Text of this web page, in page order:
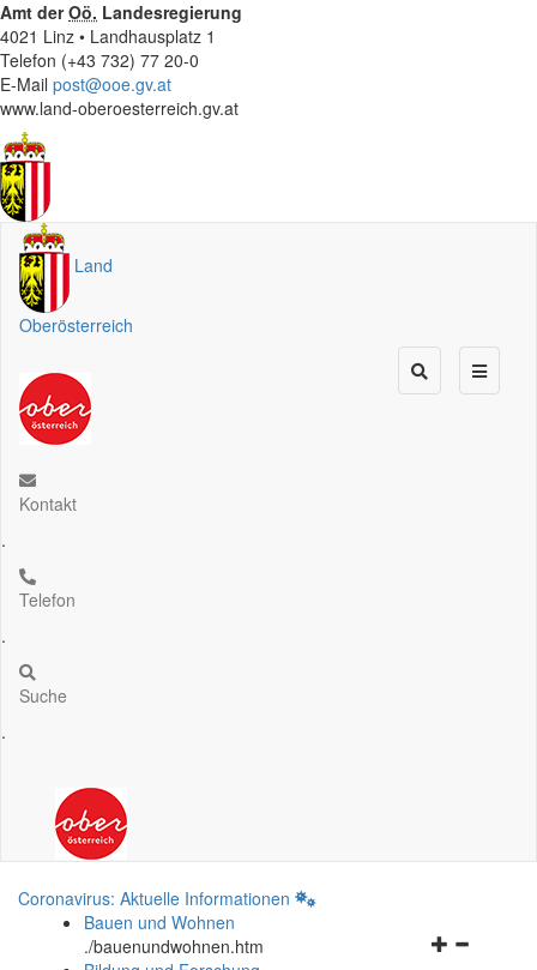
Amt derOö. Landesregierung
4021 Linz • Landhausplatz 1
Telefon (+43 732) 77 20-0
E-Mail post@ooe.gv.at
www.land-oberoesterreich.gv.at
Land
Oberösterreich
Kontakt
.
Telefon
.
Suche
.
Coronavirus: Aktuelle Informationen
Bauen und Wohnen
./bauenundwohnen.htm